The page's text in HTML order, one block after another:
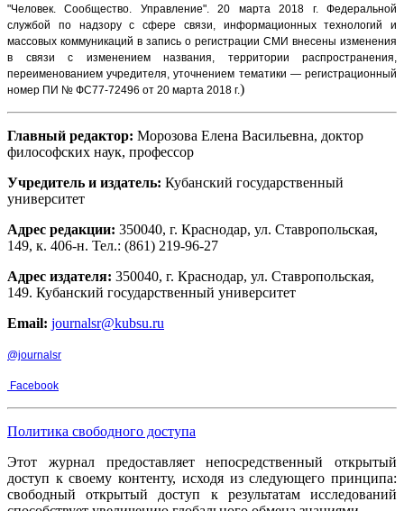
"Человек. Сообщество. Управление".20 марта 2018 г. Федеральной
службой по надзору с сфере связи, информационных технологий и
массовых коммуникаций в запись о регистрации СМИ внесены изменения
в связи с изменением названия, территории распространения,
переименованием учредителя, уточнением тематики — регистрационный
номер ПИ № ФС77-72496 от 20 марта 2018 г.)
Главный редактор: Морозова Елена Васильевна, доктор
философских наук, профессор
Учредитель и издатель: Кубанский государственный
университет
Адрес редакции: 350040, г. Краснодар, ул. Ставропольская,
149, к. 406-н. Тел.: (861) 219-96-27
Адрес издателя: 350040, г. Краснодар, ул. Ставропольская,
149. Кубанский государственный университет
Email: journalsr@kubsu.ru
@journalsr
Facebook
Политика свободного доступа
Этот журнал предоставляет непосредственный открытый
доступ к своему контенту, исходя из следующего принципа:
свободный открытый доступ к результатам исследований